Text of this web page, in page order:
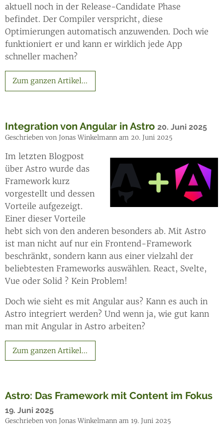
aktuell noch in der Release-Candidate Phase
befindet. Der Compiler verspricht, diese
Optimierungen automatisch anzuwenden. Doch wie
funktioniert er und kann er wirklich jede App
schneller machen?
Zum ganzen Artikel...
Integration von Angular in Astro 20. Juni 2025
Geschrieben von Jonas Winkelmann am 20. Juni 2025
Im letzten Blogpost
über Astro wurde das
Framework kurz
vorgestellt und dessen
Vorteile aufgezeigt.
Einer dieser Vorteile
hebt sich von den anderen besonders ab. Mit Astro
ist man nicht auf nur ein Frontend-Framework
beschränkt, sondern kann aus einer vielzahl der
beliebtesten Frameworks auswählen. React, Svelte,
Vue oder Solid ? Kein Problem!
Doch wie sieht es mit Angular aus? Kann es auch in
Astro integriert werden? Und wenn ja, wie gut kann
man mit Angular in Astro arbeiten?
Zum ganzen Artikel...
Astro: Das Framework mit Content im Fokus
19. Juni 2025
Geschrieben von Jonas Winkelmann am 19. Juni 2025